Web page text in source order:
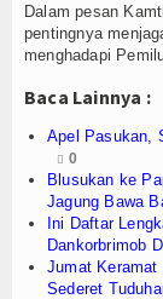
Olahraga
Perhubungan
Opini
Pelabuhan
Politik
Dalam pesan
pentingnya
menghadapi
Baca Lainnya :
Apel Pasukan,
0
Blusukan ke
Jagung Bawa
Ini Daftar
Dankorbrimob
Jumat Keramat
Sederet